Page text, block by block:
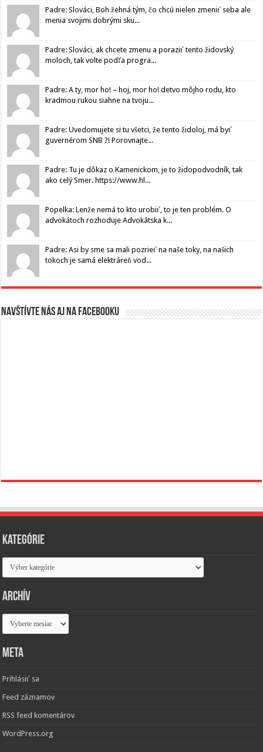
Padre: Slováci, Boh žehná tým, čo chcú nielen zmeniť seba ale
menia svojimi dobrými sku...
Padre: Slováci, ak chcete zmenu a poraziť tento židovský
moloch, tak volte podľa progra...
Padre: A ty, mor ho! – hoj, mor ho! detvo môjho rodu, kto
kradmou rukou siahne na tvoju...
Padre: Uvedomujete si tu všetci, že tento židoloj, má byť
guvernérom SNB ?! Porovnajte...
Padre: Tu je dôkaz o Kamenickom, je to židopodvodník, tak
ako celý Smer. https://www.hl...
Popelka: Lenže nemá to kto urobiť, to je ten problém. O
advokátoch rozhoduje Advokátska k...
Padre: Asi by sme sa mali pozrieť na naše toky, na našich
tokoch je samá elektráreň vod...
Navštívte nás aj na Facebooku
Kategórie
Kategórie
Archív
Archív
Meta
Prihlásiť sa
Feed záznamov
RSS feed komentárov
WordPress.org